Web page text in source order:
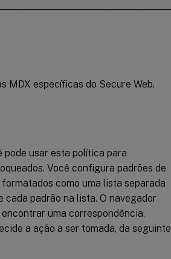
MDX específicas do Secure Web.
pode usar esta política para
Você configura padrões de
como uma lista separada
cada padrão na lista. O navegador
uma correspondência.
a ação a ser tomada, da seguinte